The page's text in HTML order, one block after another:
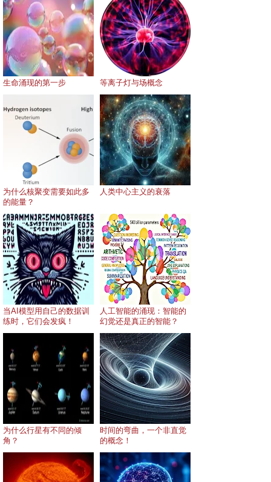
生命涌现的第一步 等离子灯与场概念
为什么核聚变需要如此多
的能量？
人类中心主义的衰落
当AI模型用自己的数据训
练时，它们会发疯！
人工智能的涌现：智能的
幻觉还是真正的智能？
为什么行星有不同的倾
角？
时间的弯曲，一个非直觉
的概念！